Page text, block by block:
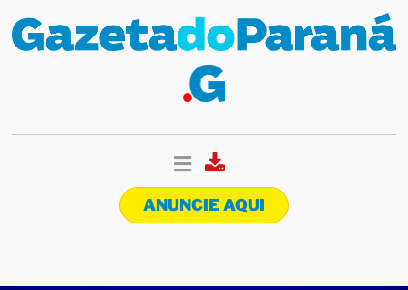
ANUNCIE AQUI